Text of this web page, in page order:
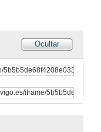
Ocultar